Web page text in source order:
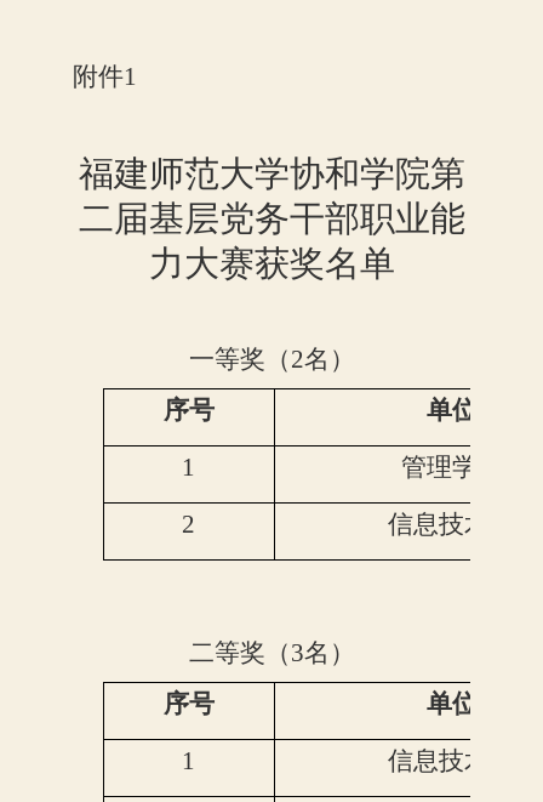
附件1
福建师范大学协和学院第
二届基层党务干部职业能
力大赛获奖名单
一等奖（2名）
序号
单位
1
管理学系
2
信息技术系
二等奖（3名）
序号
单位
1
信息技术系